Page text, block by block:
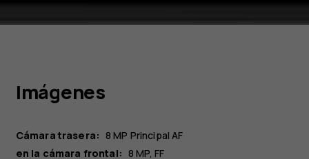
Imágenes
Cámara trasera: 8 MP Principal AF
en la cámara frontal: 8 MP FF